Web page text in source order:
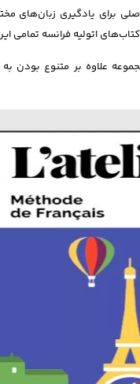
برای یادگیری زبان‌های
اتولیه فرانسه
علاوه بر متنوع بودن به